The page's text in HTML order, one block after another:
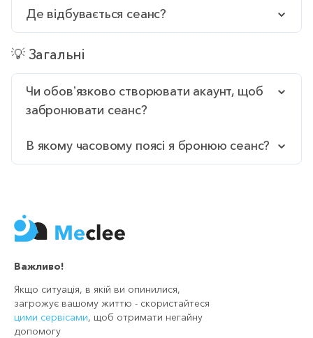
Де відбувається сеанс?
💡 Загальні
Чи обовʼязково створювати акаунт, щоб
забронювати сеанс?
В якому часовому поясі я бронюю сеанс?
Важливо!
Якщо ситуація, в якій ви опинилися,
загрожує вашому життю - скористайтеся
цими сервісами, щоб отримати негайну
допомогу